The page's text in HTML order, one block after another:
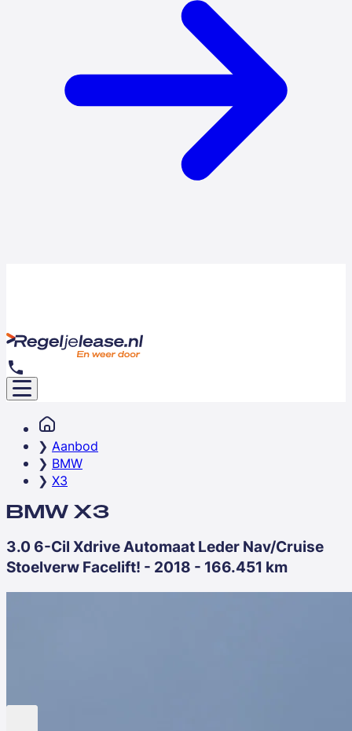
Aanbod
BMW
X3
BMW X3
3.0 6-Cil Xdrive Automaat Leder Nav/Cruise
Stoelverw Facelift! - 2018 - 166.451 km